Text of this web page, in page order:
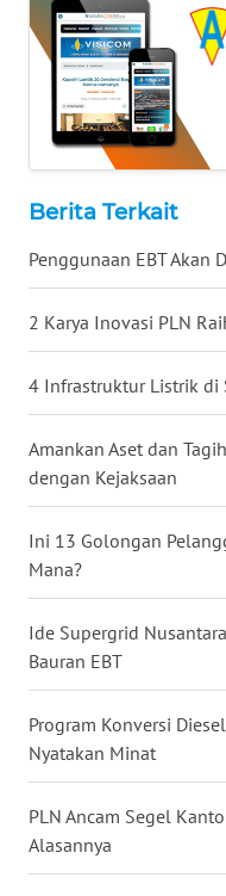
Berita Terkait
Penggunaan EBT Akan
2 Karya Inovasi PLN
4 Infrastruktur Listrik di
Amankan Aset dan
dengan Kejaksaan
Ini 13 Golongan
Mana?
Ide Supergrid
Bauran EBT
Program Konversi
Nyatakan Minat
PLN Ancam Segel
Alasannya
WN
MALUKU
WN
MALUT
DAIRI
WN
TOBA
WN
NIAS
WN
WN
LESUNG
WN
KARO
WN